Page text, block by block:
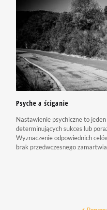
Psyche a ściganie
Nastawienie psychiczne to
determinujących sukces lub
Wyznaczenie odpowiednich
brak przedwczesnego